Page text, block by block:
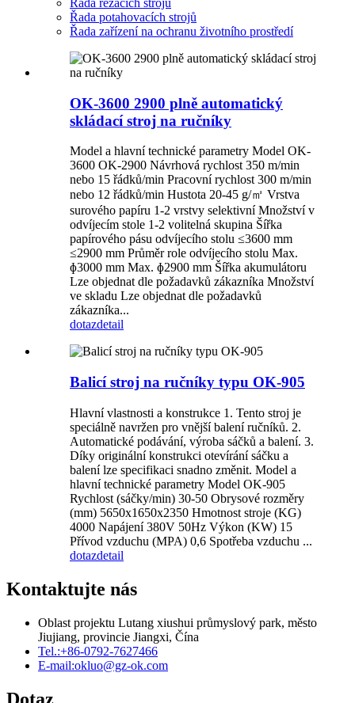
Řada řezacích strojů
Řada potahovacích strojů
Řada zařízení na ochranu životního prostředí
OK-3600 2900 plně automatický
skládací stroj na ručníky
Model a hlavní technické parametry Model OK-
3600 OK-2900 Návrhová rychlost 350 m/min
nebo 15 řádků/min Pracovní rychlost 300 m/min
nebo 12 řádků/min Hustota 20-45 g/㎡ Vrstva
surového papíru 1-2 vrstvy selektivní Množství v
odvíjecím stole 1-2 volitelná skupina Šířka
papírového pásu odvíjecího stolu ≤3600 mm
≤2900 mm Průměr role odvíjecího stolu Max.
ɸ3000 mm Max. ɸ2900 mm Šířka akumulátoru
Lze objednat dle požadavků zákazníka Množství
ve skladu Lze objednat dle požadavků
zákazníka...
dotazdetail
Balicí stroj na ručníky typu OK-905
Hlavní vlastnosti a konstrukce 1. Tento stroj je
speciálně navržen pro vnější balení ručníků. 2.
Automatické podávání, výroba sáčků a balení. 3.
Díky originální konstrukci otevírání sáčku a
balení lze specifikaci snadno změnit. Model a
hlavní technické parametry Model OK-905
Rychlost (sáčky/min) 30-50 Obrysové rozměry
(mm) 5650x1650x2350 Hmotnost stroje (KG)
4000 Napájení 380V 50Hz Výkon (KW) 15
Přívod vzduchu (MPA) 0,6 Spotřeba vzduchu ...
dotazdetail
Kontaktujte nás
Oblast projektu Lutang xiushui průmyslový park, město
Jiujiang, provincie Jiangxi, Čína
Tel.:+86-0792-7627466
E-mail:okluo@gz-ok.com
Dotaz